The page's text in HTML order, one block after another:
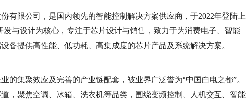
有限公司，是国内领先的智能控制解决方案供应商，于2022年登陆上
与设计为核心，专注于芯片设计与销售，致力于为消费电子、智能
备提供高性能、低功耗、高集成度的芯片产品及系统解决方案。
的集聚效应及完善的产业链配套，被业界广泛誉为“‌中国白电之都‌”。
，聚焦空调、冰箱、洗衣机等品类，围绕变频控制、人机交互、智能